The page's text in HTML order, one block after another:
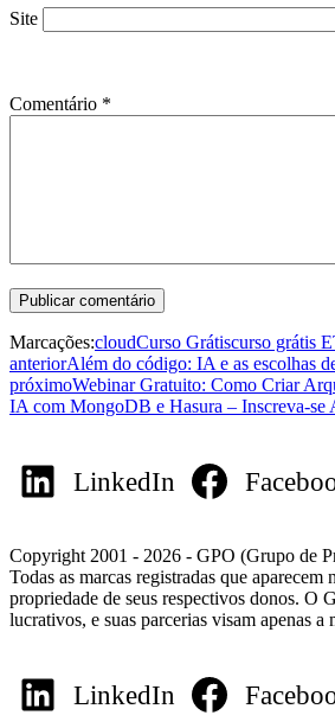
Site
Comentário *
Marcações:cloudCurso Grátiscurso grátis
anteriorAlém do código: IA e as escolhas
próximoWebinar Gratuito: Como Criar
IA com MongoDB e Hasura – Inscreva-se
LinkedIn
Copyright 2001 - 2026 - GPO (Grupo de
Todas as marcas registradas que aparecem
propriedade de seus respectivos donos. O
lucrativos, e suas parcerias visam apenas a
LinkedIn